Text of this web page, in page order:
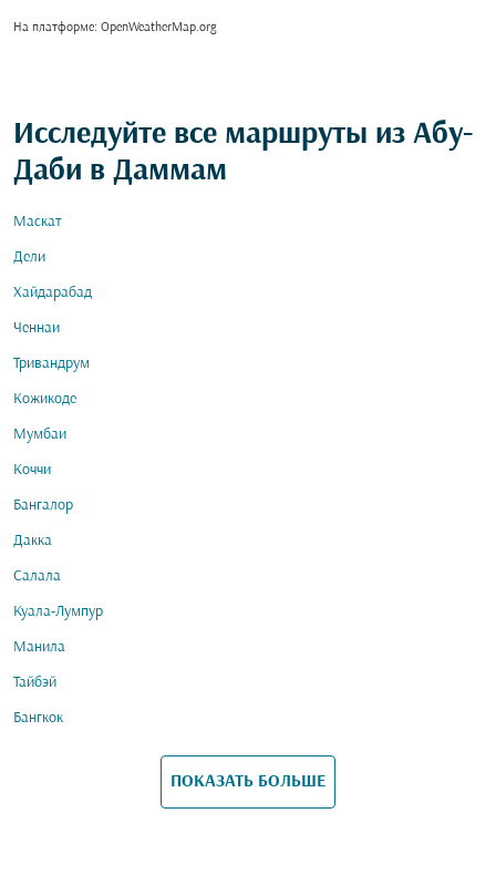
На платформе: OpenWeatherMap.org
Исследуйте все маршруты из Абу-
Даби в Даммам
Маскат
Дели
Хайдарабад
Ченнаи
Тривандрум
Кожикоде
Мумбаи
Коччи
Бангалор
Дакка
Салала
Куала-Лумпур
Манила
Тайбэй
Бангкок
ПОКАЗАТЬ БОЛЬШЕ